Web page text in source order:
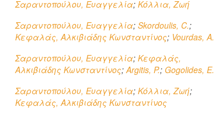
Σαραντοπούλου, Ευαγγελία; Κόλλια, Ζωή
Σαραντοπούλου, Ευαγγελία; Skordoulis, C.;
Κεφαλάς, Αλκιβιάδης Κωνσταντίνος; Vourdas, A.
Σαραντοπούλου, Ευαγγελία; Κεφαλάς,
Αλκιβιάδης Κωνσταντίνος;Argitis, P.; Gogolides, E.
Σαραντοπούλου, Ευαγγελία; Κόλλια, Ζωή;
Κεφαλάς, Αλκιβιάδης Κωνσταντίνος